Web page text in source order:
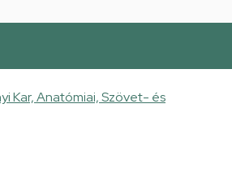
Kar, Anatómiai, Szövet- és